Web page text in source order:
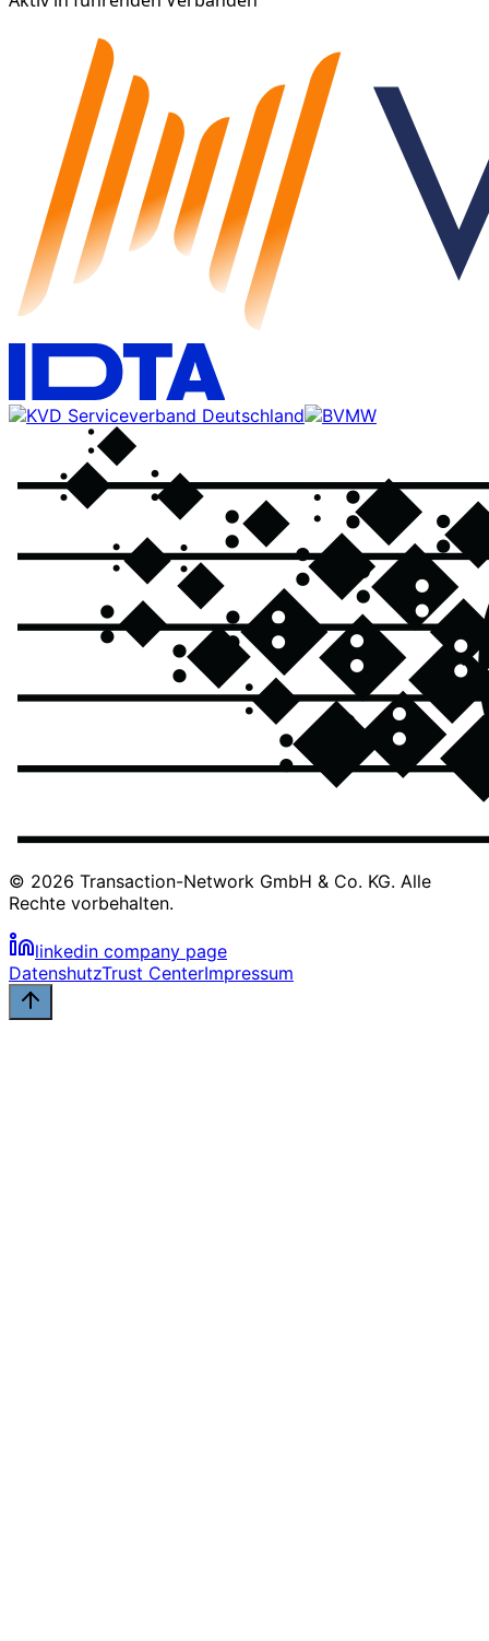
© 2026 Transaction-Network GmbH & Co. KG. Alle
Rechte vorbehalten.
linkedin company page
DatenshutzTrust CenterImpressum